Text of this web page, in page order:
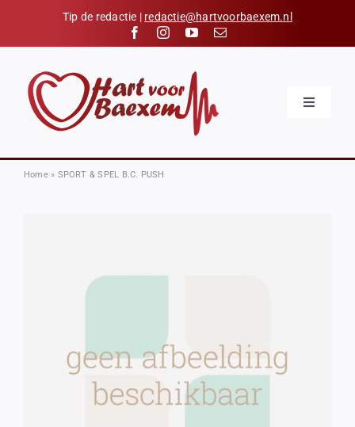
content
Tip de redactie | redactie@hartvoorbaexem.nl
Toggle
Nieuws
Home» SPORT & SPEL B.C. PUSH